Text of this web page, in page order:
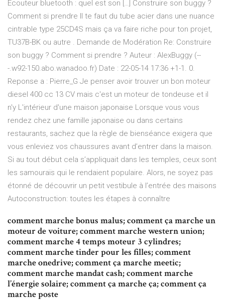
Écouteur bluetooth : quel est son […] Construire son buggy ?
Comment si prendre Il te faut du tube acier dans une nuance
cintrable type 25CD4S mais ça va faire riche pour ton projet,
TU37B-BK ou autre . Demande de Modération Re: Construire
son buggy ? Comment si prendre ? Auteur : AlexBuggy (--
-.w92-150.abo.wanadoo.fr) Date : 22-05-14 17:36 +1-1. 0.
Reponse a : Pierre_G Je penser avoir trouver un bon moteur
diesel 400 cc 13 CV mais c'est un moteur de tondeuse et il
n'y L'intérieur d'une maison japonaise Lorsque vous vous
rendez chez une famille japonaise ou dans certains
restaurants, sachez que la règle de bienséance exigera que
vous enleviez vos chaussures avant d’entrer dans la maison.
Si au tout début cela s’appliquait dans les temples, ceux sont
les samouraïs qui le rendaient populaire. Alors, ne soyez pas
étonné de découvrir un petit vestibule à l’entrée des maisons
Autoconstruction: toutes les étapes à connaître
comment marche bonus malus; comment ça marche un
moteur de voiture; comment marche western union;
comment marche 4 temps moteur 3 cylindres;
comment marche tinder pour les filles; comment
marche onedrive; comment ça marche meetic;
comment marche mandat cash; comment marche
l’énergie solaire; comment ça marche ça; comment ça
marche poste